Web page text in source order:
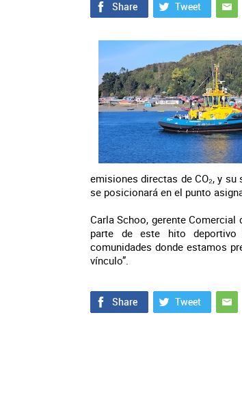
emisiones directas de CO₂, y
se posicionará en el punto
Carla Schoo, gerente Comercial
parte de este hito deportivo
comunidades donde estamos
vínculo”.